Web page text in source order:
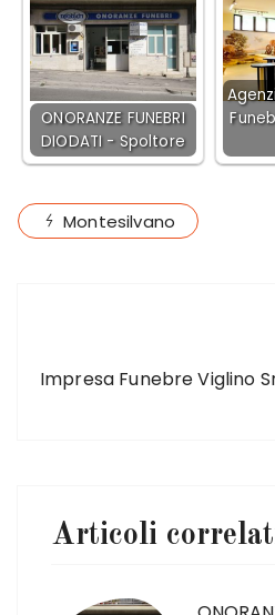
ONORANZE FUNEBRI
DIODATI - Spoltore
Montesilvano
Impresa Funebre Viglino
Articoli